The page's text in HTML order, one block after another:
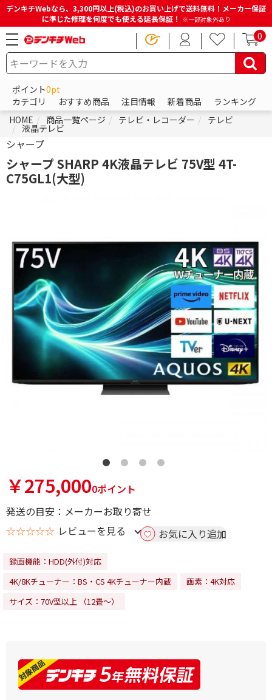
デンキチWebなら、3,300円以上(税込)のお買い上げで送料無料！メーカー保証
に準じた修理を何度でも使える延長保証！ ※一部対象外あり
0
ポイント0pt
カテゴリ
おすすめ商品 注目情報 新着商品
ランキング
HOME
商品一覧ページ テレビ・レコーダー テレビ
液晶テレビ
シャープ
シャープ SHARP 4K液晶テレビ 75V型 4T-
C75GL1(大型)
￥275,0000ポイント
発送の目安：メーカーお取り寄せ
☆☆☆☆☆ レビューを見る お気に入り追加
録画機能：HDD(外付)対応
4K/8Kチューナー：BS・CS 4Kチューナー内蔵
画素：4K対応
サイズ：70V型以上 （12畳～）